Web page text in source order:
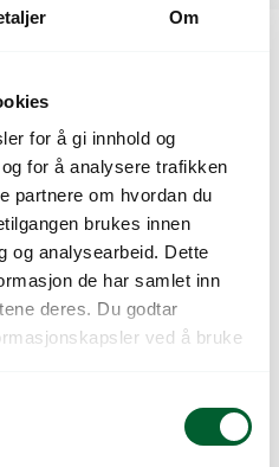
Om
for å gi innhold og
for å analysere trafikken
partnere om hvordan du
brukes innen
og analysearbeid. Dette
de har samlet inn
deres. Du godtar
ved å bruke
BLACK PEONY (D)